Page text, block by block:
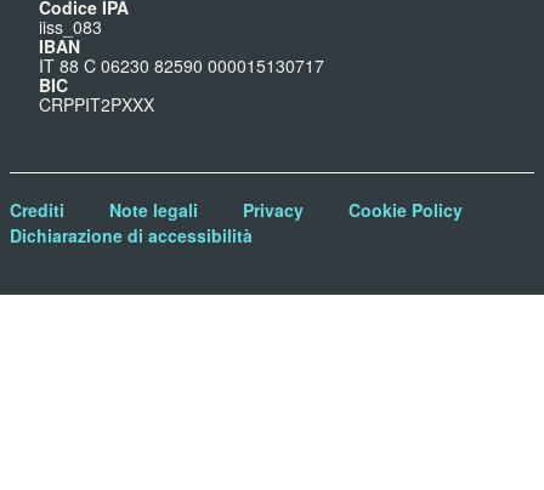
Codice IPA
iiss_083
IBAN
IT 88 C 06230 82590 000015130717
BIC
CRPPIT2PXXX
Crediti Note legali Privacy
Cookie Policy
Dichiarazione di accessibilità